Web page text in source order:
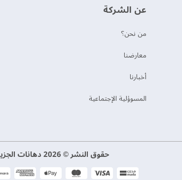
عن الشركة
من نحن؟
‫معارضنا‬
‫أخبارنا‬
المسوؤلية الإجتماعية
حقوق النشر © 2026 دهانات الجزيرة